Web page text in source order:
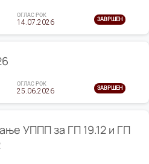
ОГЛАС РОК
14.07.2026 ЗАВРШЕН
ОГЛАС РОК
25.06.2026 ЗАВРШЕН
УППП за ГП 19.12 и ГП